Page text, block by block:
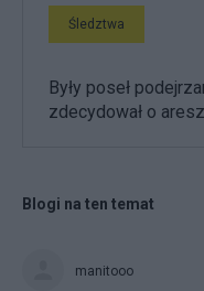
Śledztwa
Były poseł
zdecydował o
Blogi na ten temat
manitooo